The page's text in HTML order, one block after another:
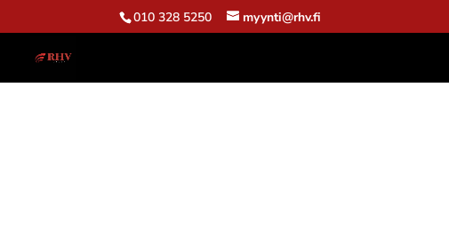
010 328 5250 myynti@rhv.fi